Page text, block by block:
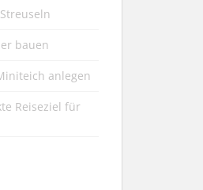
bauen
anlegen
Reiseziel für